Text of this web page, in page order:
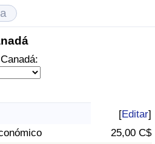
[Editar]
25,00 C$
(Atual)
Por País
(Atual)
por País
de Vida
por país